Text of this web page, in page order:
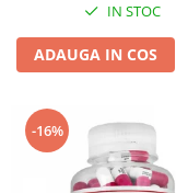
IN STOC
ADAUGA IN COS
-16%